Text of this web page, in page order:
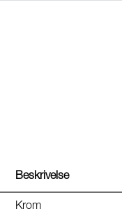
Beskrivelse
Krom